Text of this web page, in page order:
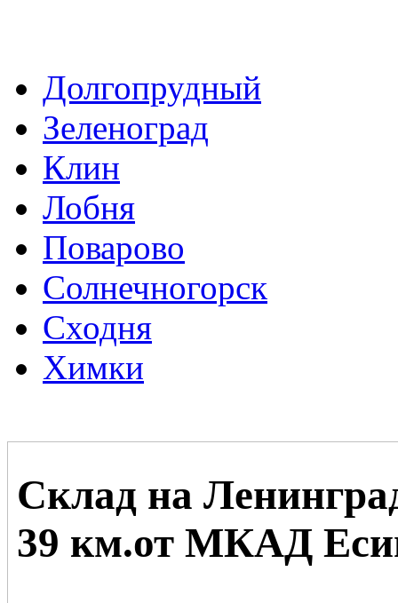
Долгопрудный
Зеленоград
Клин
Лобня
Поварово
Солнечногорск
Сходня
Химки
Склад на
39 км.от МКАД